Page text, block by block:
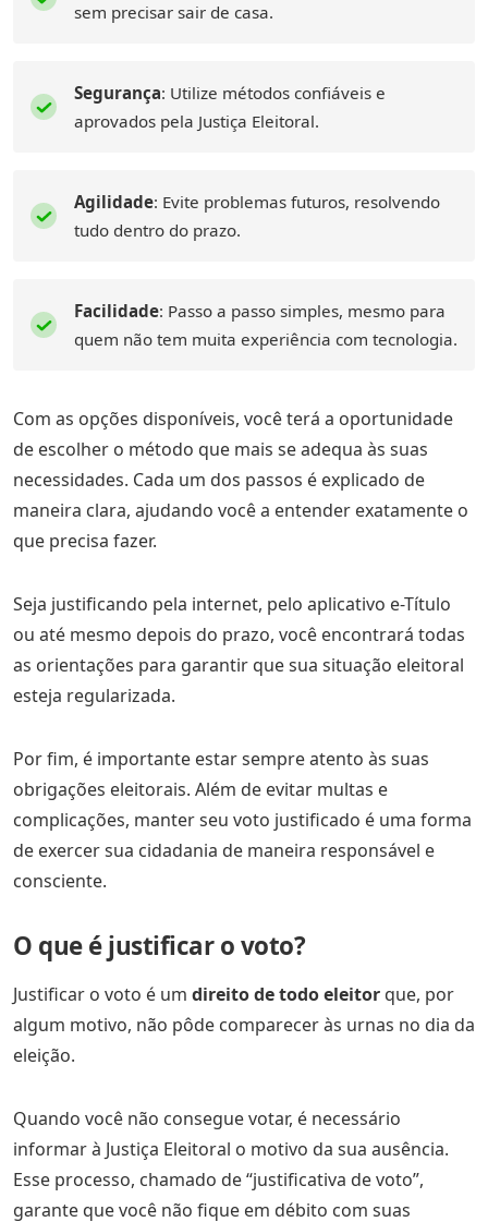
sem precisar sair de casa.
Segurança: Utilize métodos confiáveis e
aprovados pela Justiça Eleitoral.
Agilidade: Evite problemas futuros, resolvendo
tudo dentro do prazo.
Facilidade: Passo a passo simples, mesmo para
quem não tem muita experiência com tecnologia.
Com as opções disponíveis, você terá a oportunidade
de escolher o método que mais se adequa às suas
necessidades. Cada um dos passos é explicado de
maneira clara, ajudando você a entender exatamente o
que precisa fazer.
Seja justificando pela internet, pelo aplicativo e-Título
ou até mesmo depois do prazo, você encontrará todas
as orientações para garantir que sua situação eleitoral
esteja regularizada.
Por fim, é importante estar sempre atento às suas
obrigações eleitorais. Além de evitar multas e
complicações, manter seu voto justificado é uma forma
de exercer sua cidadania de maneira responsável e
consciente.
O que é justificar o voto?
Justificar o voto é um direito de todo eleitor que, por
algum motivo, não pôde comparecer às urnas no dia da
eleição.
Quando você não consegue votar, é necessário
informar à Justiça Eleitoral o motivo da sua ausência.
Esse processo, chamado de “justificativa de voto”,
garante que você não fique em débito com suas